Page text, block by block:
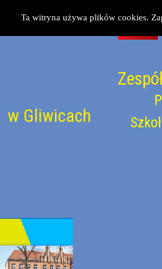
Ta witryna używa plików cookies.
w Gliwicach